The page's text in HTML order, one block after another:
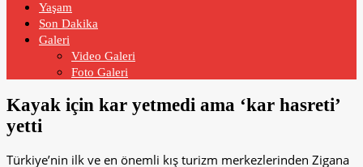
Yaşam
Son Dakika
Galeri
Video Galeri
Foto Galeri
Kayak için kar yetmedi ama ‘kar hasreti’
yetti
Türkiye’nin ilk ve en önemli kış turizm merkezlerinden Zigana